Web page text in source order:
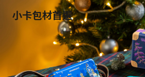
小卡包材首選